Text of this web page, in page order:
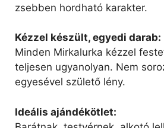
zsebben hordható karakter.
Kézzel készült, egyedi darab:
Minden Mirkalurka kézzel
teljesen ugyanolyan. Nem
egyesével születő lény.
Ideális ajándékötlet: